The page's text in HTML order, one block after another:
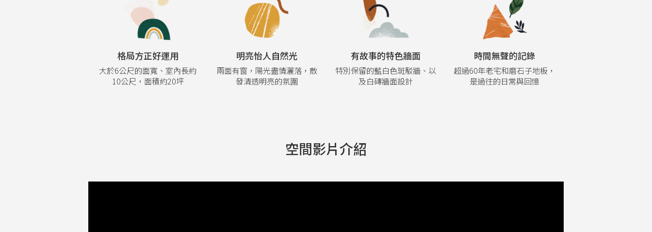
格局方正好運用
大於6公尺的面寬、室內長約
10公尺，面積約20坪
明亮怡人自然光
兩面有窗，陽光盡情灑落，散
發清透明亮的氛圍
有故事的特色牆面
特別保留的藍白色斑駁牆、以
及白磚牆面設計
時間無聲的記錄
超過60年老宅和磨石子地板，
是過往的日常與回憶
空間影片介紹